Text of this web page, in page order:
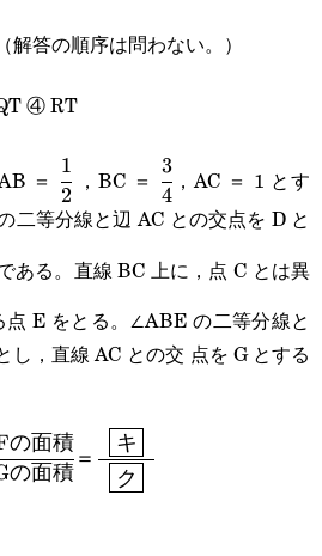
ア}}} イ}}}
解答の順序は問わない。）
④ RT
＝
\cfrac{1}
{2}
2
1
，BC ＝ \cfrac{3}
{4}
4
3
，AC ＝ 1 とす
二等分線と辺 AC との交点を D と
ウ
エ}}}
ある。直線 BC 上に，点 C とは異
E をとる。∠ABE の二等分線と
，直線 AC との交 点を G とする
オ
の
の面積
の面積
の面積
＝
ク
キ